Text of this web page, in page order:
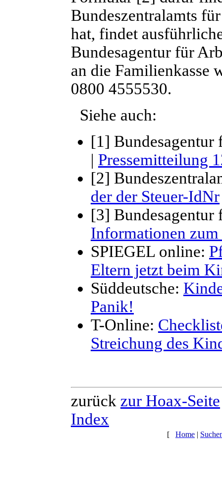
Bundeszentralamts
hat, findet
Bundesagentur für
an die Familienkasse
0800 4555530.
Siehe auch:
[1]
| Pressemitteilung
[2]
der der Steuer-IdNr
[3]
Informationen
SPIEGEL online:
Eltern jetzt beim
Süddeutsche:
Panik!
T-Online:
Streichung des
zurück zur Hoax-Seite
Index
[ Home |